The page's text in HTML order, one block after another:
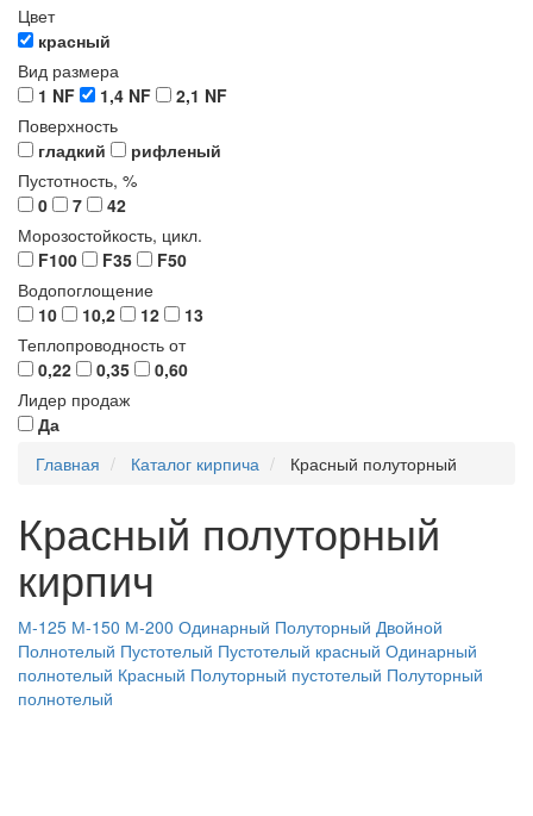
Цвет
красный
Вид размера
1 NF
1,4 NF
2,1 NF
Поверхность
гладкий
рифленый
Пустотность, %
0
7
42
Морозостойкость, цикл.
F100
F35
F50
Водопоглощение
10
10,2 12
13
Теплопроводность от
0,22
0,35
0,60
Лидер продаж
Да
Главная
Каталог кирпича Красный полуторный
Красный полуторный
кирпич
М-125 М-150 М-200 Одинарный Полуторный Двойной
Полнотелый Пустотелый Пустотелый красный Одинарный
полнотелый Красный Полуторный пустотелый Полуторный
полнотелый